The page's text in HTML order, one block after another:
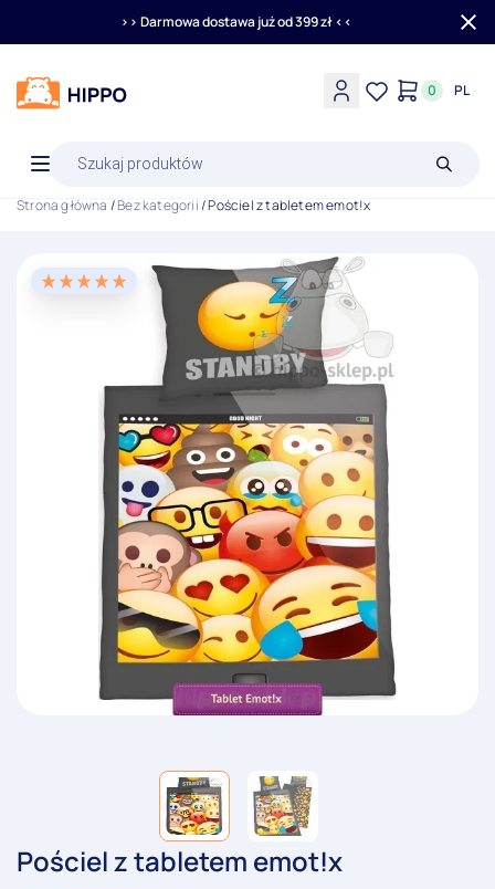
>> Darmowa dostawa już od 399 zł <<
0 PL
produktów
Strona główna /Bez kategorii/ Pościel z tabletem emot!x
Pościel z tabletem emot!x